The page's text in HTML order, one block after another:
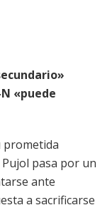
«puede
prometida
pasa por un
ante
a sacrificarse